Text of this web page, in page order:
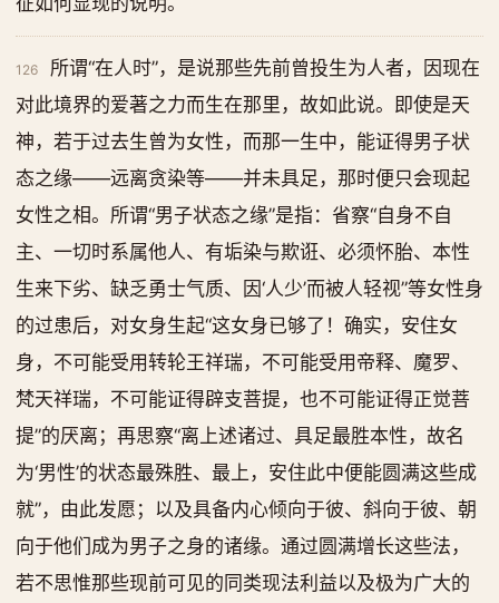
126
所谓“在人时”，是说那些先前曾投生为人者，因现在
对此境界的爱著之力而生在那里，故如此说。即使是天
神，若于过去生曾为女性，而那一生中，能证得男子状
态之缘——远离贪染等——并未具足，那时便只会现起
女性之相。所谓“男子状态之缘”是指：省察“自身不自
主、一切时系属他人、有垢染与欺诳、必须怀胎、本性
生来下劣、缺乏勇士气质、因‘人少’而被人轻视”等女性身
的过患后，对女身生起“这女身已够了！确实，安住女
身，不可能受用转轮王祥瑞，不可能受用帝释、魔罗、
梵天祥瑞，不可能证得辟支菩提，也不可能证得正觉菩
提”的厌离；再思察“离上述诸过、具足最胜本性，故名
为‘男性’的状态最殊胜、最上，安住此中便能圆满这些成
就”，由此发愿；以及具备内心倾向于彼、斜向于彼、朝
向于他们成为男子之身的诸缘。通过圆满增长这些法，
若不思惟那些现前可见的同类现法利益以及极为广大的